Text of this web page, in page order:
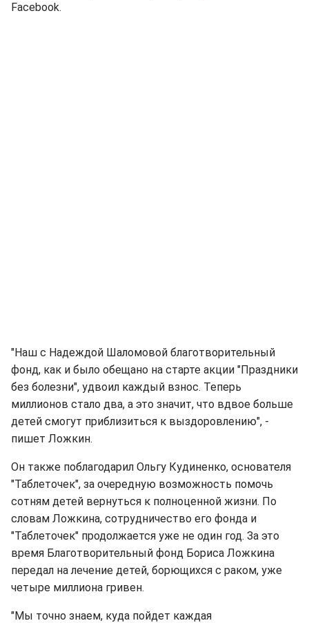
Facebook.
"Наш с Надеждой Шаломовой благотворительный
фонд, как и было обещано на старте акции "Праздники
без болезни", удвоил каждый взнос. Теперь
миллионов стало два, а это значит, что вдвое больше
детей смогут приблизиться к выздоровлению", -
пишет Ложкин.
Он также поблагодарил Ольгу Кудиненко, основателя
"Таблеточек", за очередную возможность помочь
сотням детей вернуться к полноценной жизни. По
словам Ложкина, сотрудничество его фонда и
"Таблеточек" продолжается уже не один год. За это
время Благотворительный фонд Бориса Ложкина
передал на лечение детей, борющихся с раком, уже
четыре миллиона гривен.
"Мы точно знаем, куда пойдет каждая